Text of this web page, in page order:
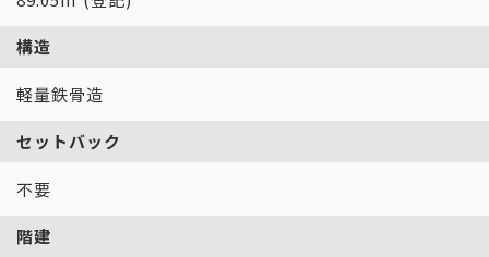
構造
軽量鉄骨造
セットバック
不要
階建